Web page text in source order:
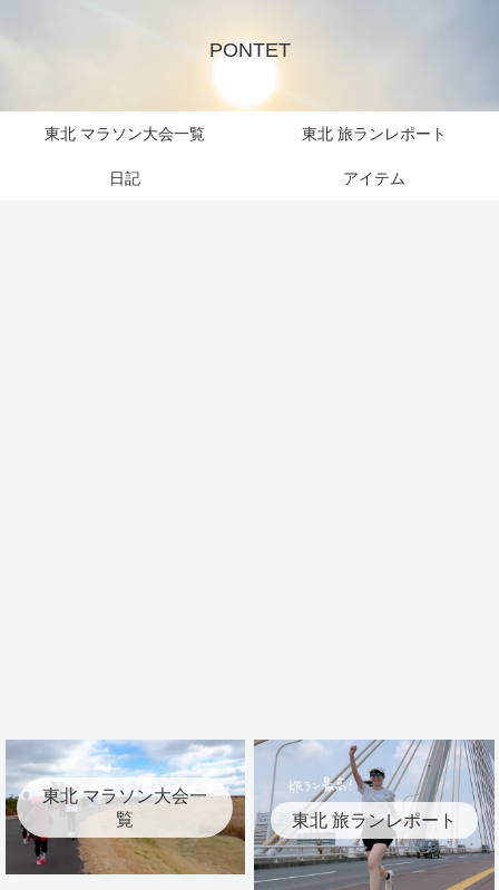
PONTET
東北 マラソン大会一覧 東北 旅ランレポート
日記 アイテム
東北 マラソン大会一
覧
東北 旅ランレポート